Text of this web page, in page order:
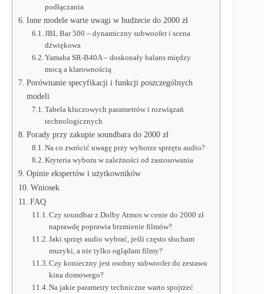
podłączania
Inne modele warte uwagi w budżecie do 2000 zł
JBL Bar 500 – dynamiczny subwoofer i scena
dźwiękowa
Yamaha SR-B40A – doskonały balans między
mocą a klarownością
Porównanie specyfikacji i funkcji poszczególnych
modeli
Tabela kluczowych parametrów i rozwiązań
technologicznych
Porady przy zakupie soundbara do 2000 zł
Na co zwrócić uwagę przy wyborze sprzętu audio?
Kryteria wyboru w zależności od zastosowania
Opinie ekspertów i użytkowników
Wniosek
FAQ
Czy soundbar z Dolby Atmos w cenie do 2000 zł
naprawdę poprawia brzmienie filmów?
Jaki sprzęt audio wybrać, jeśli często słucham
muzyki, a nie tylko oglądam filmy?
Czy konieczny jest osobny subwoofer do zestawu
kina domowego?
Na jakie parametry techniczne warto spojrzeć